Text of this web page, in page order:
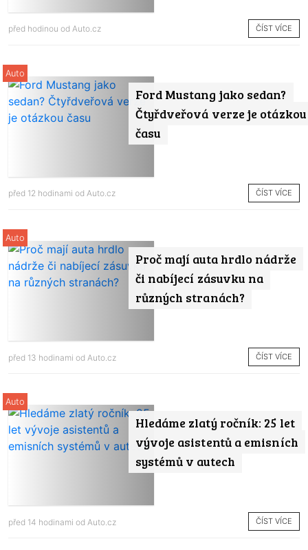
před hodinou od Auto.cz ČÍST VÍCE
Ford Mustang jako sedan?
Čtyřdveřová verze je otázkou
času
Auto
před 12 hodinami od Auto.cz ČÍST VÍCE
Proč mají auta hrdlo nádrže
či nabíjecí zásuvku na
různých stranách?
Auto
před 13 hodinami od Auto.cz ČÍST VÍCE
Hledáme zlatý ročník: 25 let
vývoje asistentů a emisních
systémů v autech
Auto
před 14 hodinami od Auto.cz ČÍST VÍCE